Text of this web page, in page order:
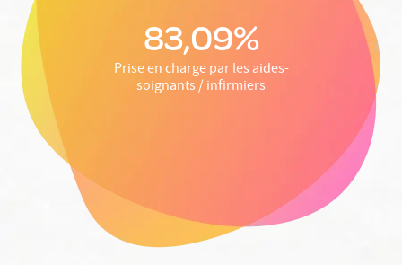
83,09%
Prise en charge par les aides-
soignants / infirmiers